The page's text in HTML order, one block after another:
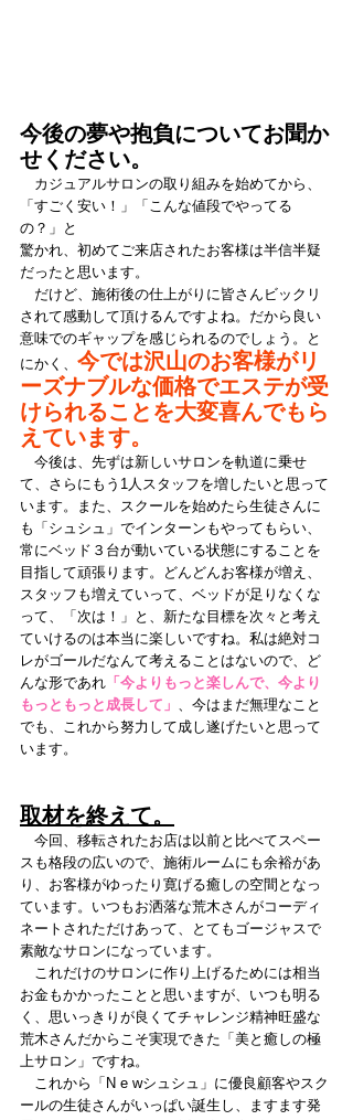
今後の夢や抱負についてお聞か
せください。
カジュアルサロンの取り組みを始めてから、
「すごく安い！」「こんな値段でやってる
の？」と
驚かれ、初めてご来店されたお客様は半信半疑
だったと思います。
だけど、施術後の仕上がりに皆さんビックリ
されて感動して頂けるんですよね。だから良い
意味でのギャップを感じられるのでしょう。と
にかく、 今では沢山のお客様がリ
ーズナブルな価格でエステが受
けられることを大変喜んでもら
えています。
今後は、先ずは新しいサロンを軌道に乗せ
て、さらにもう1人スタッフを増したいと思って
います。また、スクールを始めたら生徒さんに
も「シュシュ」でインターンもやってもらい、
常にベッド３台が動いている状態にすることを
目指して頑張ります。どんどんお客様が増え、
スタッフも増えていって、ベッドが足りなくな
って、「次は！」と、新たな目標を次々と考え
ていけるのは本当に楽しいですね。私は絶対コ
レがゴールだなんて考えることはないので、ど
んな形であれ 「今よりもっと楽しんで、今より
もっともっと成長して」
、今はまだ無理なこと
でも、これから努力して成し遂げたいと思って
います。
取材を終えて。
今回、移転されたお店は以前と比べてスペー
スも格段の広いので、施術ルームにも余裕があ
り、お客様がゆったり寛げる癒しの空間となっ
ています。いつもお洒落な荒木さんがコーディ
ネートされただけあって、とてもゴージャスで
素敵なサロンになっています。
これだけのサロンに作り上げるためには相当
お金もかかったことと思いますが、いつも明る
く、思いっきりが良くてチャレンジ精神旺盛な
荒木さんだからこそ実現できた「美と癒しの極
上サロン」ですね。
これから「N e wシュシュ」に優良顧客やスク
ールの生徒さんがいっぱい誕生し、ますます発